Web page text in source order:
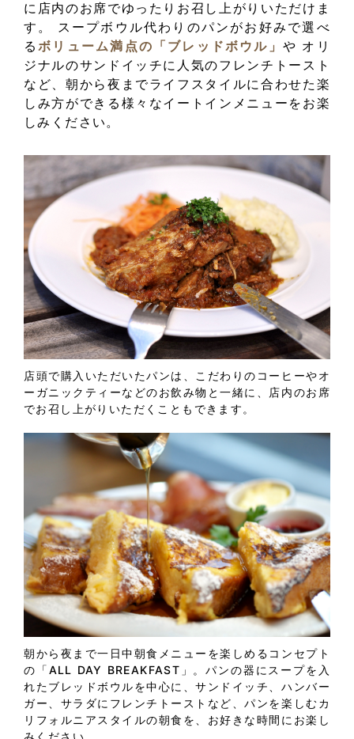
に店内のお席でゆったりお召し上がりいただけま
す。
スープボウル代わりのパンがお好みで選べ
るボリューム満点の「ブレッドボウル」 や オリ
ジナルのサンドイッチに人気のフレンチトースト
など、朝から夜までライフスタイルに合わせた楽
しみ方ができる様々なイートインメニューをお楽
しみください。
店頭で購入いただいたパンは、こだわりのコーヒーやオ
ーガニックティーなどのお飲み物と一緒に、店内のお席
でお召し上がりいただくこともできます。
朝から夜まで一日中朝食メニューを楽しめるコンセプト
の「ALL DAY BREAKFAST」。パンの器にスープを入
れたブレッドボウルを中心に、サンドイッチ、ハンバー
ガー、サラダにフレンチトーストなど、パンを楽しむカ
リフォルニアスタイルの朝食を、お好きな時間にお楽し
みください。